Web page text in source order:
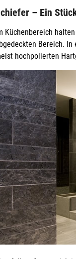
– Ein
Küchenbereich
Bereich.
hochpolierten